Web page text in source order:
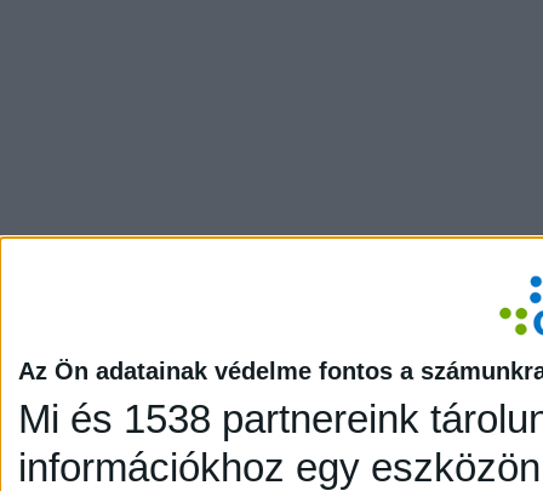
Az Ön adatainak védelme fontos a
Mi és 1538 partnereink
információkhoz egy